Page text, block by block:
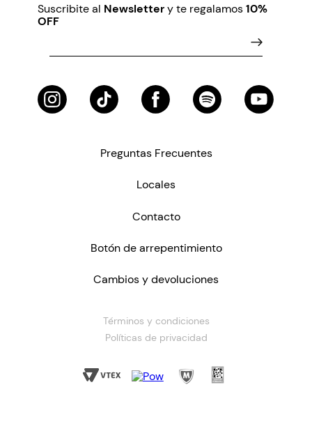
Suscribite al Newslettery te regalamos10%
OFF
Preguntas Frecuentes
Locales
Contacto
Botón de arrepentimiento
Cambios y devoluciones
Términos y condiciones
Políticas de privacidad